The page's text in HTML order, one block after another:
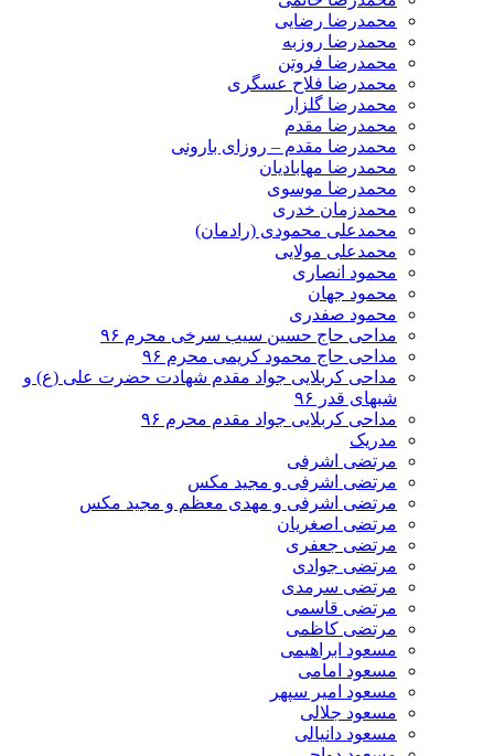
محمدرضا رضایی
محمدرضا روزبه
محمدرضا فروتن
محمدرضا فلاح عسگری
محمدرضا گلزار
محمدرضا مقدم
محمدرضا مقدم – روزای بارونی
محمدرضا مهابادیان
محمدرضا موسوی
محمدزمان خدری
محمدعلی محمودی (رادمان)
محمدعلی مولایی
محمود انصاری
محمود جهان
محمود صفدری
مداحی حاج حسین سیب سرخی محرم ۹۶
مداحی حاج محمود کریمی محرم ۹۶
مداحی کربلایی جواد مقدم شهادت حضرت علی (ع) و
شبهای قدر ۹۶
مداحی کربلایی جواد مقدم محرم ۹۶
مدریک
مرتضی اشرفی
مرتضی اشرفی و مجید مکس
مرتضی اشرفی و مهدی معظم و مجید مکس
مرتضی اصغریان
مرتضی جعفری
مرتضی جوادی
مرتضی سرمدی
مرتضی قاسمی
مرتضی کاظمی
مسعود ابراهیمی
مسعود امامی
مسعود امیر سپهر
مسعود جلالی
مسعود دانیالی